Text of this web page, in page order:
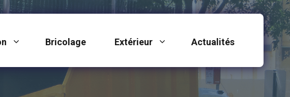
Bricolage Extérieur Actualités